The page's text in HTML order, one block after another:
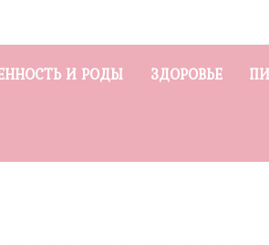
И РОДЫ ЗДОРОВЬЕ